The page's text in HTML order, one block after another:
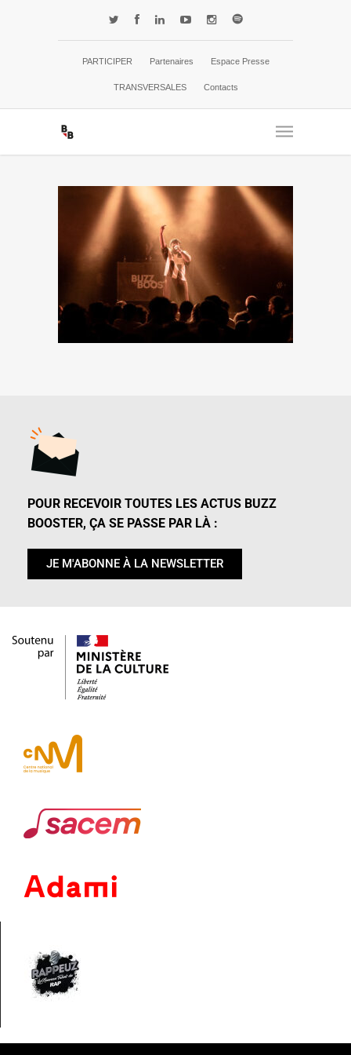
PARTICIPER Partenaires Espace Presse
TRANSVERSALES Contacts
POUR RECEVOIR TOUTES LES ACTUS BUZZ
BOOSTER, ÇA SE PASSE PAR LÀ :
JE M'ABONNE À LA NEWSLETTER